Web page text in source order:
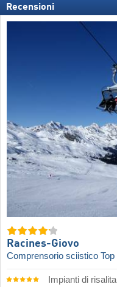
Recensioni
Racines-Giovo
Comprensorio sciistico Top
Impianti di risalita